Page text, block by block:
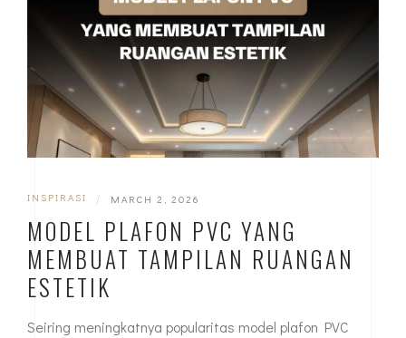
INSPIRASI | MARCH 2, 2026
MODEL PLAFON PVC YANG
MEMBUAT TAMPILAN RUANGAN
ESTETIK
Seiring meningkatnya popularitas model plafon PVC